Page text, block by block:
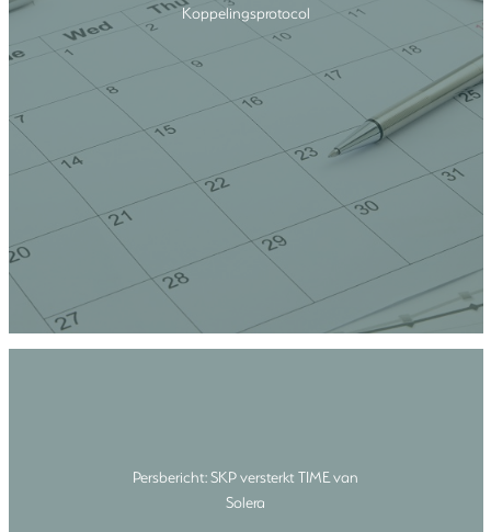
Koppelingsprotocol
Persbericht: SKP versterkt TIME van
Solera